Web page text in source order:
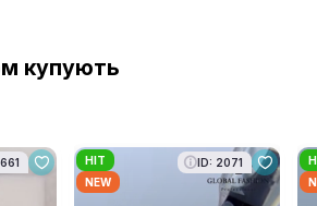
купують
HIT
NEW
ID: 2071